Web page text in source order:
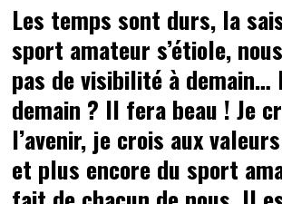
Les temps sont durs, la
sport amateur s’étiole,
pas de visibilité à demain…
demain ? Il fera beau ! Je
l’avenir, je crois aux
et plus encore du sport